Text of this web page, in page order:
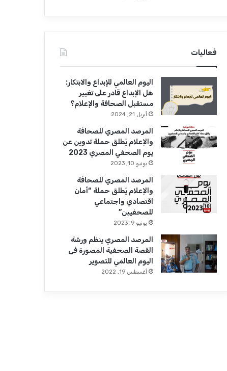
فعاليات
اليوم العالمي للإبداع والابتكار:
هل الإبداع قادر على تغيير
مستقبل الصحافة والإعلام؟
أبريل 21, 2024
المرصد المصري للصحافة
والإعلام يُطلق حملة تدوين عن
يوم الصحفي المصري 2023
يونيو 10, 2023
المرصد المصري للصحافة
والإعلام يُطلق حملة “أمان
اقتصادي واجتماعي
للصحفيين”
يونيو 9, 2023
المرصد المصري ينظم ورشة
القصة الصحفية المصورة فى
اليوم العالمي للتصوير
أغسطس 19, 2022